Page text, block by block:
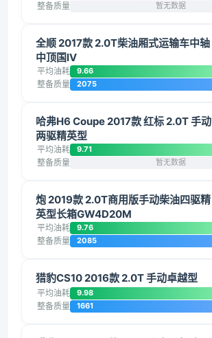
整备质量 暂无数据
全顺 2017款 2.0T柴油厢式运输车中轴
中顶国IV
平均油耗 9.66
整备质量 2075
哈弗H6 Coupe 2017款 红标 2.0T 手动
两驱精英型
平均油耗 9.71
整备质量 暂无数据
炮 2019款 2.0T商用版手动柴油四驱精
英型长箱GW4D20M
平均油耗 9.76
整备质量 2085
猎豹CS10 2016款 2.0T 手动卓越型
平均油耗 9.98
整备质量 1661